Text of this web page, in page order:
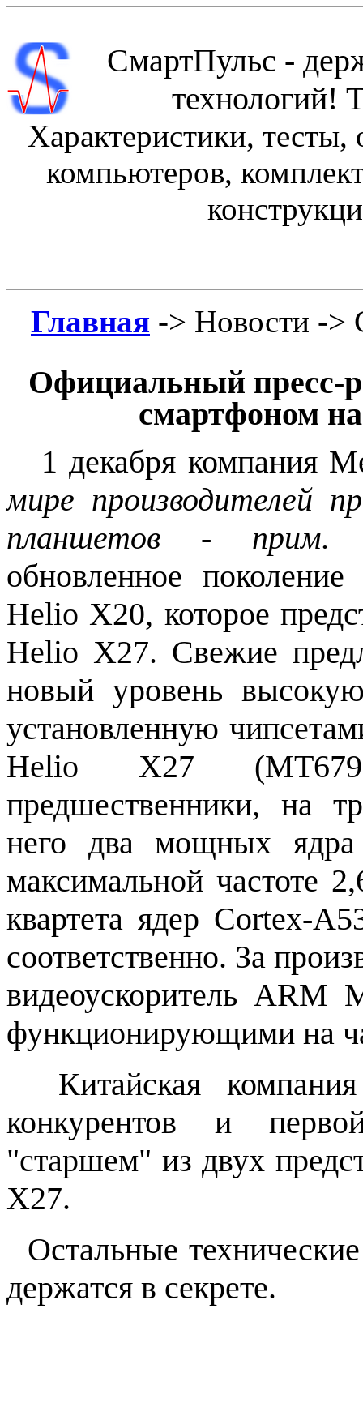
СмартПульс -
технологий!
Характеристики,
компьютеров,
Главная -> Новости ->
Официальный пресс-
смартфоном
1 декабря компания
мире производителей
планшетов - прим.
обновленное
Helio X20, которое
Helio X27. Свежие
новый уровень
установленную
Helio X27
предшественники, на
него два мощных
максимальной частоте
квартета ядер Cortex-
соответственно. За
видеоускоритель ARM
функционирующими на
Китайская
конкурентов и
"старшем" из двух
X27.
Остальные
держатся в секрете.